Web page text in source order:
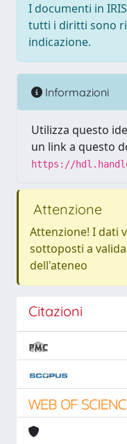
I documenti in
tutti i diritti sono
indicazione.
Informazioni
Utilizza questo
un link a questo
https://
Attenzione
Attenzione! I dati
sottoposti a
dell'ateneo
Citazioni